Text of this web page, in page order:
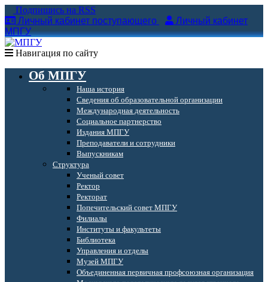
Подпишись на RSS
Личный кабинет поступающего
Личный кабинет
МПГУ
Навигация по сайту
Об МПГУ
Наша история
Сведения об образовательной организации
Международная деятельность
Социальное партнерство
Издания МПГУ
Преподаватели и сотрудники
Выпускникам
Структура
Ученый совет
Ректор
Ректорат
Попечительский совет МПГУ
Филиалы
Институты и факультеты
Библиотека
Управления и отделы
Музей МПГУ
Объединенная первичная профсоюзная организация